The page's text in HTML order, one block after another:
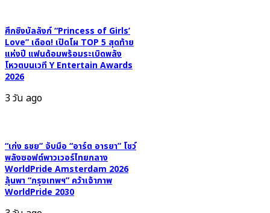
ศึกชิงบัลลังก์ “Princess of Girls’
Love” เดือด! เปิดโผ TOP 5 สุดท้าย
แห่งปี แฟนด้อมพร้อมระเบิดพลัง
โหวตบนเวที Y Entertain Awards
2026
3 วัน ago
“เก่ง ธชย” จับมือ “อาร์ต อารยา” โชว์
พลังซอฟต์พาวเวอร์ไทยกลาง
WorldPride Amsterdam 2026
ลุ้นพา “กรุงเทพฯ” คว้าเจ้าภาพ
WorldPride 2030